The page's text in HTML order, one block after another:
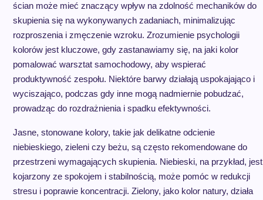
ścian może mieć znaczący wpływ na zdolność mechaników do
skupienia się na wykonywanych zadaniach, minimalizując
rozproszenia i zmęczenie wzroku. Zrozumienie psychologii
kolorów jest kluczowe, gdy zastanawiamy się, na jaki kolor
pomalować warsztat samochodowy, aby wspierać
produktywność zespołu. Niektóre barwy działają uspokajająco i
wyciszająco, podczas gdy inne mogą nadmiernie pobudzać,
prowadząc do rozdrażnienia i spadku efektywności.
Jasne, stonowane kolory, takie jak delikatne odcienie
niebieskiego, zieleni czy beżu, są często rekomendowane do
przestrzeni wymagających skupienia. Niebieski, na przykład, jest
kojarzony ze spokojem i stabilnością, może pomóc w redukcji
stresu i poprawie koncentracji. Zielony, jako kolor natury, działa